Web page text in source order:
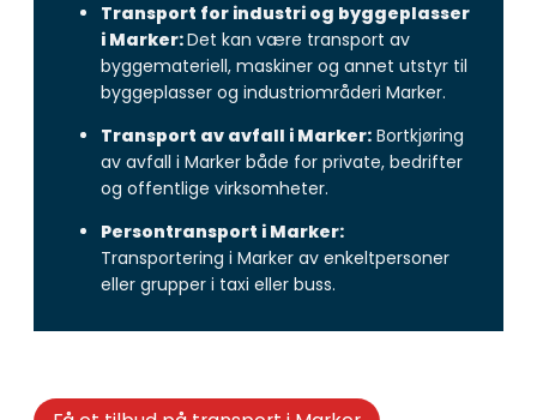
Transport for industri og byggeplasser
i Marker:Det kan være transport av
byggemateriell, maskiner og annet utstyr til
byggeplasser og industriområderi Marker.
Transport av avfall i Marker: Bortkjøring
av avfall i Marker både for private, bedrifter
og offentlige virksomheter.
Persontransport i Marker:
Transportering i Marker av enkeltpersoner
eller grupper i taxi eller buss.